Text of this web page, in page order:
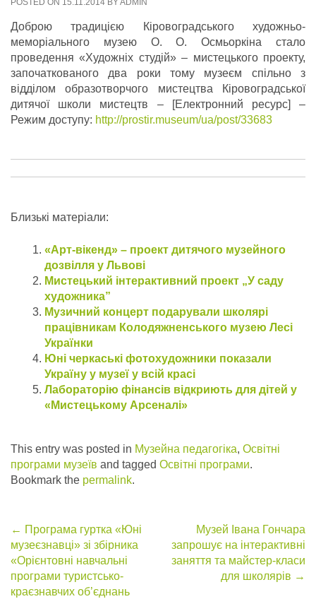
POSTED ON 15.11.2014 BYADMIN
Доброю традицією Кіровоградського художньо-
меморіального музею О. О. Осмьоркіна стало
проведення «Художніх студій» – мистецького проекту,
започаткованого два роки тому музеєм спільно з
відділом образотворчого мистецтва Кіровоградської
дитячої школи мистецтв – [Електронний ресурс] –
Режим доступу: http://prostir.museum/ua/post/33683
Близькі матеріали:
«Арт-вікенд» – проект дитячого музейного
дозвілля у Львові
Мистецький інтерактивний проект „У саду
художника”
Музичний концерт подарували школярі
працівникам Колодяжненського музею Лесі
Українки
Юні черкаські фотохудожники показали
Україну у музеї у всій красі
Лабораторію фінансів відкриють для дітей у
«Мистецькому Арсеналі»
This entry was posted in Музейна педагогіка, Освітні
програми музеїв and tagged Освітні програми.
Bookmark the permalink.
Post
navigation
← Програма гуртка «Юні
музеєзнавці» зі збірника
«Орієнтовні навчальні
програми туристсько-
краєзнавчих об’єднань
Музей Івана Гончара
запрошує на інтерактивні
заняття та майстер-класи
для школярів →